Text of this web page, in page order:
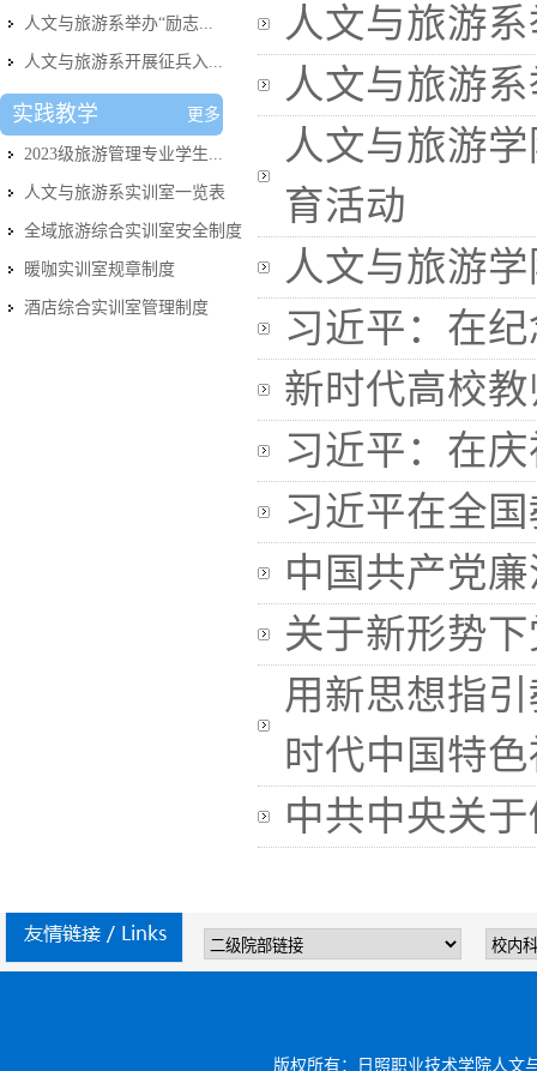
人文与旅游系举办“励志...
人文与旅游系开展征兵入...
实践教学 更多
2023级旅游管理专业学生...
人文与旅游系实训室​一览表
全域旅游综合实训室安全制度
暖咖实训室规章制度
酒店综合实训室管理制度
人文与旅游
人文与旅游
人文与旅游
育活动
人文与旅游
习近平：在
新时代高校
习近平：在
习近平在全
中国共产党
关于新形势
用新思想指
时代中国特
中共中央关
版权所有：日照职业技术学院人文